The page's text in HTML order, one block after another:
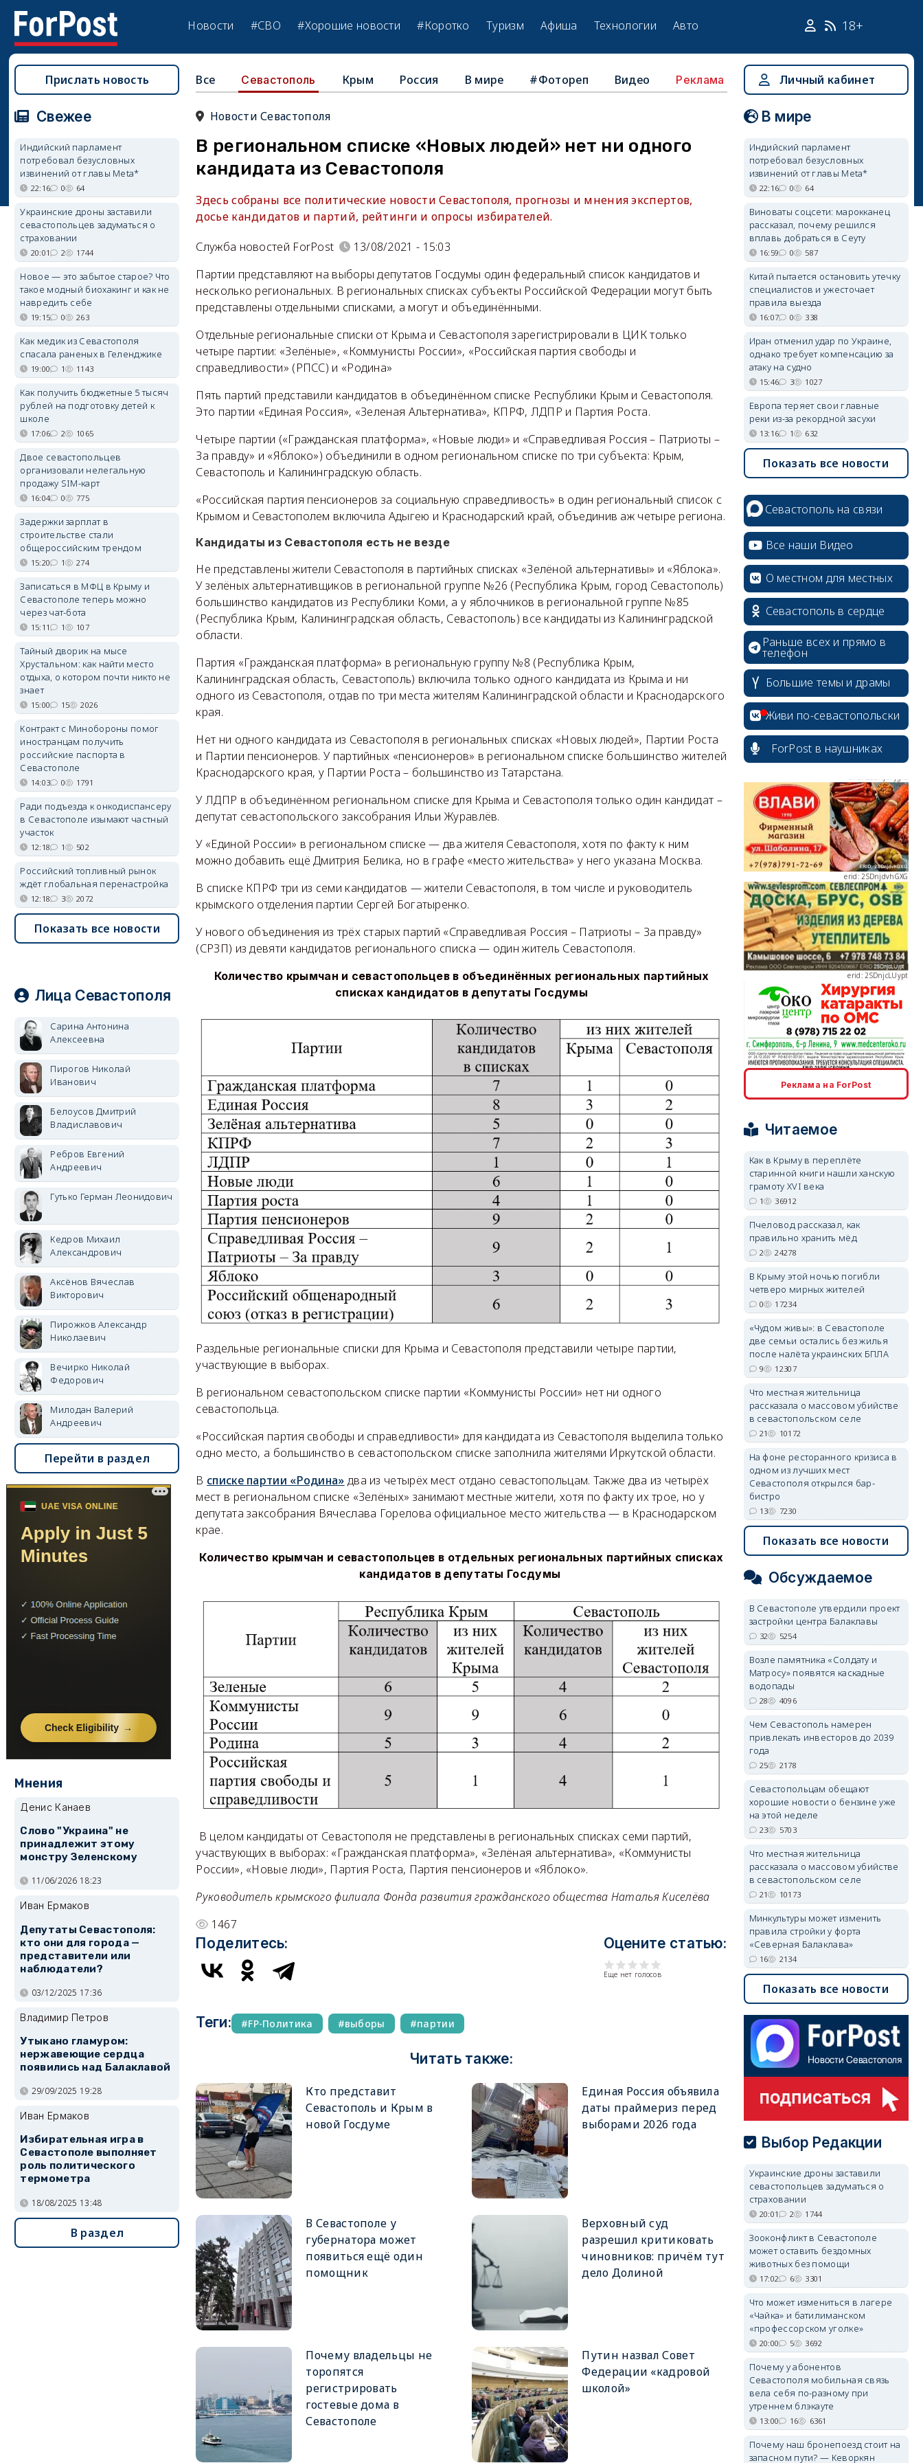
Новости #СВО #Хорошие новости #Коротко Туризм Афиша Технологии Авто 18+
Все Севастополь Крым Россия В мире #Фотореп Видео Реклама
Новости Севастополя
В региональном списке «Новых людей» нет ни одного
кандидата из Севастополя
Здесь собраны все политические новости Севастополя, прогнозы и мнения экспертов,
досье кандидатов и партий, рейтинги и опросы избирателей.
Служба новостей ForPost
13/08/2021 - 15:03
Партии представляют на выборы депутатов Госдумы один федеральный список кандидатов и
несколько региональных. В региональных списках субъекты Российской Федерации могут быть
представлены отдельными списками, а могут и объединёнными.
Отдельные региональные списки от Крыма и Севастополя зарегистрировали в ЦИК только
четыре партии: «Зелёные», «Коммунисты России», «Российская партия свободы и
справедливости» (РПСС) и «Родина»
Пять партий представили кандидатов в объединённом списке Республики Крым и Севастополя.
Это партии «Единая Россия», «Зеленая Альтернатива», КПРФ, ЛДПР и Партия Роста.
Четыре партии («Гражданская платформа», «Новые люди» и «Справедливая Россия – Патриоты –
За правду» и «Яблоко») объединили в одном региональном списке по три субъекта: Крым,
Севастополь и Калининградскую область.
«Российская партия пенсионеров за социальную справедливость» в один региональный список с
Крымом и Севастополем включила Адыгею и Краснодарский край, объединив аж четыре региона.
Кандидаты из Севастополя есть не везде
Не представлены жители Севастополя в партийных списках «Зелёной альтернативы» и «Яблока».
У зелёных альтернативщиков в региональной группе №26 (Республика Крым, город Севастополь)
большинство кандидатов из Республики Коми, а у яблочников в региональной группе №85
(Республика Крым, Калининградская область, Севастополь) все кандидаты из Калининградской
области.
Партия «Гражданская платформа» в региональную группу №8 (Республика Крым,
Калининградская область, Севастополь) включила только одного кандидата из Крыма и ни
одного из Севастополя, отдав по три места жителям Калининградской области и Краснодарского
края.
Нет ни одного кандидата из Севастополя в региональных списках «Новых людей», Партии Роста
и Партии пенсионеров. У партийных «пенсионеров» в региональном списке большинство жителей
Краснодарского края, у Партии Роста – большинство из Татарстана.
У ЛДПР в объединённом региональном списке для Крыма и Севастополя только один кандидат –
депутат севастопольского заксобрания Ильи Журавлёв.
У «Единой России» в региональном списке — два жителя Севастополя, хотя по факту к ним
можно добавить ещё Дмитрия Белика, но в графе «место жительства» у него указана Москва.
В списке КПРФ три из семи кандидатов — жители Севастополя, в том числе и руководитель
крымского отделения партии Сергей Богатыренко.
У нового объединения из трёх старых партий «Справедливая Россия – Патриоты – За правду»
(СРЗП) из девяти кандидатов регионального списка — один житель Севастополя.
Количество крымчан и севастопольцев в объединённых региональных партийных
списках кандидатов в депутаты Госдумы
Раздельные региональные списки для Крыма и Севастополя представили четыре партии,
участвующие в выборах.
В региональном севастопольском списке партии «Коммунисты России» нет ни одного
севастопольца.
«Российская партия свободы и справедливости» для кандидата из Севастополя выделила только
одно место, а большинство в севастопольском списке заполнила жителями Иркутской области.
В списке партии «Родина» два из четырёх мест отдано севастопольцам. Также два из четырёх
мест в региональном списке «Зелёных» занимают местные жители, хотя по факту их трое, но у
депутата заксобрания Вячеслава Горелова официальное место жительства — в Краснодарском
крае.
Количество крымчан и севастопольцев в отдельных региональных партийных списках
кандидатов в депутаты Госдумы
В целом кандидаты от Севастополя не представлены в региональных списках семи партий,
участвующих в выборах: «Гражданская платформа», «Зелёная альтернатива», «Коммунисты
России», «Новые люди», Партия Роста, Партия пенсионеров и «Яблоко».
Руководитель крымского филиала Фонда развития гражданского общества Наталья Киселёва
1467
Поделитесь: Оцените статью:
Еще нет голосов
Теги: FP-Политика выборы партии
Читать также:
Кто представит
Севастополь и Крым в
новой Госдуме
Единая Россия объявила
даты праймериз перед
выборами 2026 года
В Севастополе у
губернатора может
появиться ещё один
помощник
Верховный суд
разрешил критиковать
чиновников: причём тут
дело Долиной
Почему владельцы не
торопятся
регистрировать
гостевые дома в
Севастополе
Путин назвал Совет
Федерации «кадровой
школой»
Прислать новость
Свежее
Индийский парламент
потребовал безусловных
извинений от главы Meta*
22:16 0 64
Украинские дроны заставили
севастопольцев задуматься о
страховании
20:01 2 1744
Новое — это забытое старое? Что
такое модный биохакинг и как не
навредить себе
19:15 0 263
Как медик из Севастополя
спасала раненых в Геленджике
19:00 1 1143
Как получить бюджетные 5 тысяч
рублей на подготовку детей к
школе
17:06 2 1065
Двое севастопольцев
организовали нелегальную
продажу SIM-карт
16:04 0 775
Задержки зарплат в
строительстве стали
общероссийским трендом
15:20 1 274
Записаться в МФЦ в Крыму и
Севастополе теперь можно
через чат-бота
15:11 1 107
Тайный дворик на мысе
Хрустальном: как найти место
отдыха, о котором почти никто не
знает
15:00 15 2026
Контракт с Минобороны помог
иностранцам получить
российские паспорта в
Севастополе
14:03 0 1791
Ради подъезда к онкодиспансеру
в Севастополе изымают частный
участок
12:18 1 502
Российский топливный рынок
ждёт глобальная перенастройка
12:18 3 2072
Показать все новости
Лица Севастополя
Сарина Антонина
Алексеевна
Пирогов Николай
Иванович
Белоусов Дмитрий
Владиславович
Ребров Евгений
Андреевич
Гутько Герман Леонидович
Кедров Михаил
Александрович
Аксёнов Вячеслав
Викторович
Пирожков Александр
Николаевич
Вечирко Николай
Федорович
Милодан Валерий
Андреевич
Перейти в раздел
Мнения
Денис Канаев
Слово "Украина" не
принадлежит этому
монстру Зеленскому
11/06/2026 18:23
Иван Ермаков
Депутаты Севастополя:
кто они для города —
представители или
наблюдатели?
03/12/2025 17:36
Владимир Петров
Утыкано гламуром:
нержавеющие сердца
появились над Балаклавой
29/09/2025 19:28
Иван Ермаков
Избирательная игра в
Севастополе выполняет
роль политического
термометра
18/08/2025 13:48
В раздел
Личный кабинет
В мире
Индийский парламент
потребовал безусловных
извинений от главы Meta*
22:16 0 64
Виноваты соцсети: марокканец
рассказал, почему решился
вплавь добраться в Сеуту
16:59 0 587
Китай пытается остановить утечку
специалистов и ужесточает
правила выезда
16:07 0 338
Иран отменил удар по Украине,
однако требует компенсацию за
атаку на судно
15:46 3 1027
Европа теряет свои главные
реки из-за рекордной засухи
13:16 1 632
Показать все новости
Севастополь на связи
Все наши Видео
О местном для местных
Севастополь в сердце
Раньше всех и прямо в
телефон
Большие темы и драмы
Живи по-севастопольски
ForPost в наушниках
erid: 2SDnjcrDNw6
erid: 2SDnjdvhGXG
erid: 2SDnjcLUypt
erid: 2SDnjcrDNw6
erid: 2SDnjdPjgYS
erid: 2SDnjdvhGXG
Реклама на ForPost
Читаемое
Как в Крыму в переплёте
старинной книги нашли ханскую
грамоту XVI века
1 36912
Пчеловод рассказал, как
правильно хранить мёд
2 24278
В Крыму этой ночью погибли
четверо мирных жителей
0 17234
«Чудом живы»: в Севастополе
две семьи остались без жилья
после налёта украинских БПЛА
9 12307
Что местная жительница
рассказала о массовом убийстве
в севастопольском селе
21 10172
На фоне ресторанного кризиса в
одном из лучших мест
Севастополя открылся бар-
бистро
13 7230
Показать все новости
Обсуждаемое
В Севастополе утвердили проект
застройки центра Балаклавы
32 5254
Возле памятника «Солдату и
Матросу» появятся каскадные
водопады
28 4096
Чем Севастополь намерен
привлекать инвесторов до 2039
года
25 2178
Севастопольцам обещают
хорошие новости о бензине уже
на этой неделе
23 5703
Что местная жительница
рассказала о массовом убийстве
в севастопольском селе
21 10173
Минкультуры может изменить
правила стройки у форта
«Северная Балаклава»
16 2134
Показать все новости
Выбор Редакции
Украинские дроны заставили
севастопольцев задуматься о
страховании
20:01 2 1744
Зооконфликт в Севастополе
может оставить бездомных
животных без помощи
17:02 6 3301
Что может измениться в лагере
«Чайка» и батилиманском
«профессорском уголке»
20:00 5 3692
Почему у абонентов
Севастополя мобильная связь
вела себя по-разному при
утреннем блэкауте
13:00 16 6361
Почему наш бронепоезд стоит на
запасном пути? — Кеворкян